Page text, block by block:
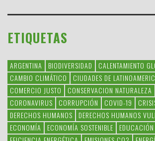
ETIQUETAS
ARGENTINA BIODIVERSIDAD
CALENTAMIENTO
CAMBIO CLIMÁTICO
CIUDADES DE
COMERCIO JUSTO
CONSERVACION NATURALEZA
CORONAVIRUS
CORRUPCIÓN COVID-19
DERECHOS HUMANOS
DERECHOS HUMANOS
ECONOMÍA
ECONOMÍA SOSTENIBLE
EDUCACIÓN